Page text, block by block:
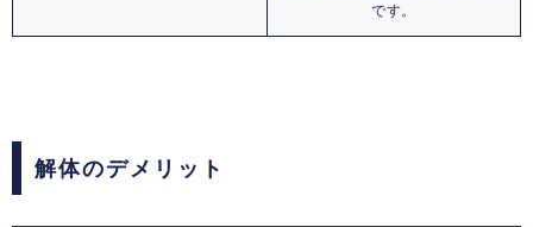
です。
解体のデメリット